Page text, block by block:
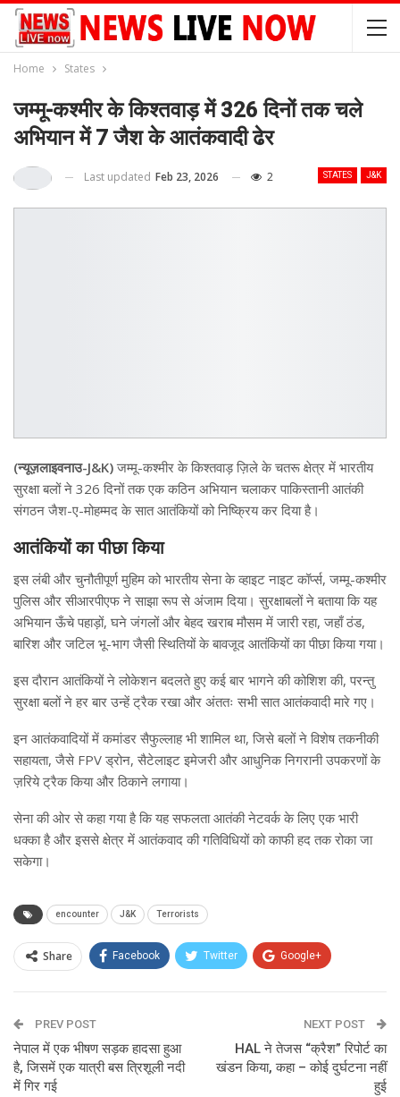
Home States
जम्मू-कश्मीर के किश्तवाड़ में 326 दिनों तक चले
अभियान में 7 जैश के आतंकवादी ढेर
STATES J&K
Last updated Feb 23, 2026 2
(न्यूज़लाइवनाउ-J&K)जम्मू-कश्मीर के किश्तवाड़ ज़िले के चतरू क्षेत्र में भारतीय
सुरक्षा बलों ने 326 दिनों तक एक कठिन अभियान चलाकर पाकिस्तानी आतंकी
संगठन जैश-ए-मोहम्मद के सात आतंकियों को निष्क्रिय कर दिया है।
आतंकियों का पीछा किया
इस लंबी और चुनौतीपूर्ण मुहिम को भारतीय सेना के व्हाइट नाइट कॉर्प्स, जम्मू-कश्मीर
पुलिस और सीआरपीएफ ने साझा रूप से अंजाम दिया। सुरक्षाबलों ने बताया कि यह
अभियान ऊँचे पहाड़ों, घने जंगलों और बेहद खराब मौसम में जारी रहा, जहाँ ठंड,
बारिश और जटिल भू-भाग जैसी स्थितियों के बावजूद आतंकियों का पीछा किया गया।
इस दौरान आतंकियों ने लोकेशन बदलते हुए कई बार भागने की कोशिश की, परन्तु
सुरक्षा बलों ने हर बार उन्हें ट्रैक रखा और अंततः सभी सात आतंकवादी मारे गए।
इन आतंकवादियों में कमांडर सैफुल्लाह भी शामिल था, जिसे बलों ने विशेष तकनीकी
सहायता, जैसे FPV ड्रोन, सैटेलाइट इमेजरी और आधुनिक निगरानी उपकरणों के
ज़रिये ट्रैक किया और ठिकाने लगाया।
सेना की ओर से कहा गया है कि यह सफलता आतंकी नेटवर्क के लिए एक भारी
धक्का है और इससे क्षेत्र में आतंकवाद की गतिविधियों को काफी हद तक रोका जा
सकेगा।
encounter J&K Terrorists
Share Facebook Twitter Google+
Email
PREV POST
नेपाल में एक भीषण सड़क हादसा हुआ
है, जिसमें एक यात्री बस त्रिशूली नदी
में गिर गई
NEXT POST
HAL ने तेजस “क्रैश” रिपोर्ट का
खंडन किया, कहा – कोई दुर्घटना नहीं
हुई